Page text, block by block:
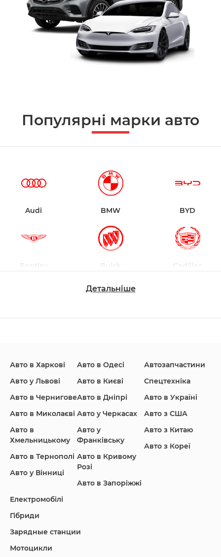
Популярні марки авто
Audi BMW BYD
Bentley Buick Cadillac
Honda Hyundai
Infiniti Jaguar Jeep
Land Rover
Детальніше
Авто в Харкові
Авто у Львові
Авто в Чернигове
Авто в Миколаєві
Авто в
Хмельницькому
Авто в Тернополі
Авто у Вінниці
Авто в Одесі
Авто в Києві
Авто в Дніпрі
Авто у Черкасах
Авто у
Франківську
Авто в Кривому
Розі
Авто в Запоріжжі
Автозапчастини
Спецтехніка
Авто в Україні
Авто з США
Авто з Китаю
Авто з Кореї
Електромобілі
Гібриди
Зарядные станции
Мотоцикли